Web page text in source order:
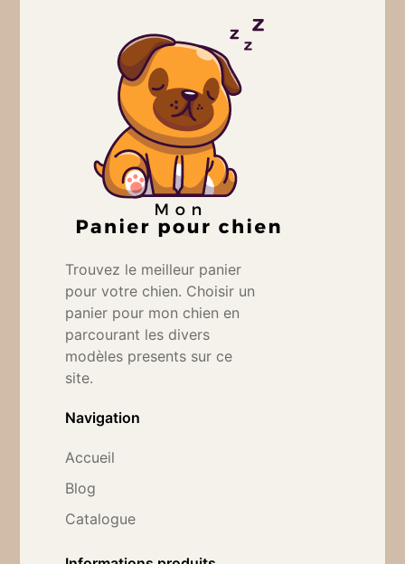
Trouvez le meilleur panier
pour votre chien. Choisir un
panier pour mon chien en
parcourant les divers
modèles presents sur ce
site.
Navigation
Accueil
Blog
Catalogue